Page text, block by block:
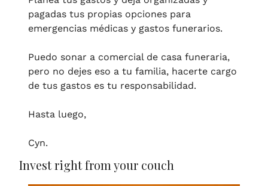
pagadas tus propias opciones para
emergencias médicas y gastos funerarios.
Puedo sonar a comercial de casa funeraria,
pero no dejes eso a tu familia, hacerte cargo
de tus gastos es tu responsabilidad.
Hasta luego,
Cyn.
Invest right from your couch